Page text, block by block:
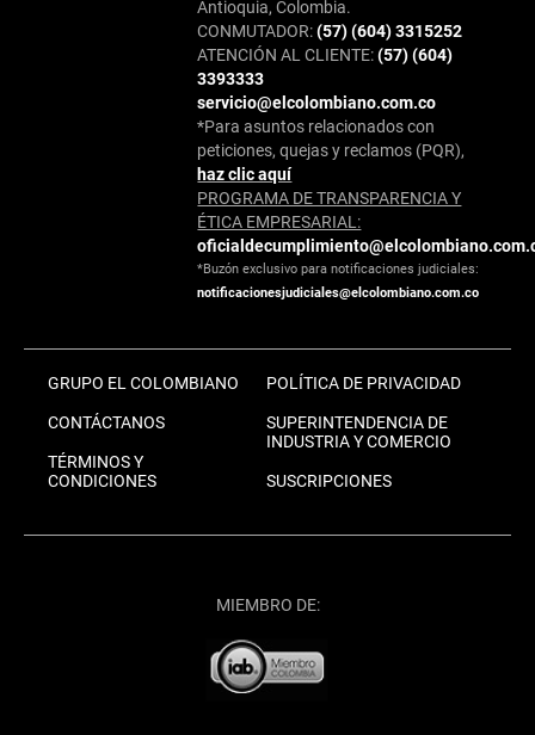
Antioquia, Colombia.
CONMUTADOR:(57) (604) 3315252
ATENCIÓN AL CLIENTE:(57) (604)
3393333
servicio@elcolombiano.com.co
*Para asuntos relacionados con
peticiones, quejas y reclamos (PQR),
haz clic aquí
PROGRAMA DE TRANSPARENCIA Y
ÉTICA EMPRESARIAL:
*Buzón exclusivo para notificaciones judiciales:
notificacionesjudiciales@elcolombiano.com.co
GRUPO EL COLOMBIANO
CONTÁCTANOS
TÉRMINOS Y
CONDICIONES
POLÍTICA DE PRIVACIDAD
SUPERINTENDENCIA DE
INDUSTRIA Y COMERCIO
SUSCRIPCIONES
MIEMBRO DE: